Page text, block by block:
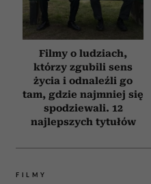
Filmy o ludziach,
którzy zgubili sens
życia i odnaleźli go
tam, gdzie najmniej się
spodziewali. 12
najlepszych tytułów
FILMY